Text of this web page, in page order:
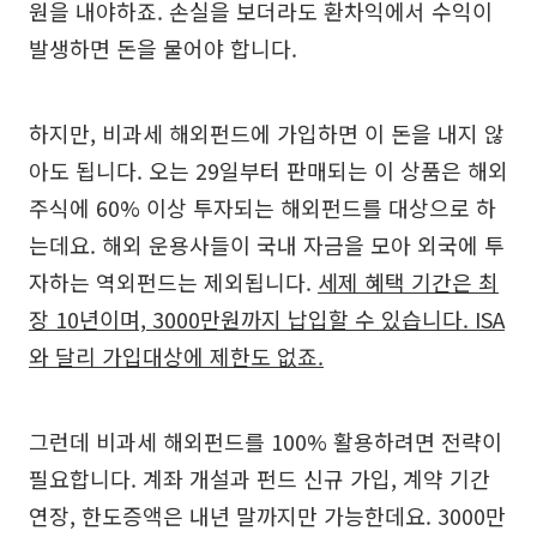
원을 내야하죠. 손실을 보더라도 환차익에서 수익이
발생하면 돈을 물어야 합니다.
하지만, 비과세 해외펀드에 가입하면 이 돈을 내지 않
아도 됩니다. 오는 29일부터 판매되는 이 상품은 해외
주식에 60% 이상 투자되는 해외펀드를 대상으로 하
는데요. 해외 운용사들이 국내 자금을 모아 외국에 투
자하는 역외펀드는 제외됩니다. 세제 혜택 기간은 최
장 10년이며, 3000만원까지 납입할 수 있습니다. ISA
와 달리 가입대상에 제한도 없죠.
그런데 비과세 해외펀드를 100% 활용하려면 전략이
필요합니다. 계좌 개설과 펀드 신규 가입, 계약 기간
연장, 한도증액은 내년 말까지만 가능한데요. 3000만